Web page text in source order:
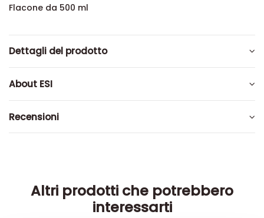
Flacone da 500 ml
Dettagli del prodotto
About ESI
Recensioni
Altri prodotti che potrebbero
interessarti